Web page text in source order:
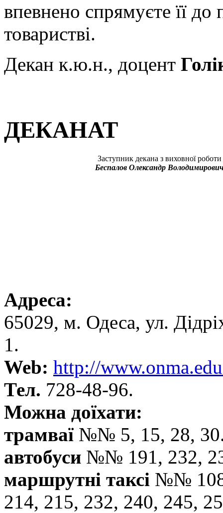
впевнено спрямуєте її
товаристві.
Декан к.ю.н., доцент
ДЕКАНАТ
Заступник декана з виховної роботи
Беспалов Олександр Володимирович
Адреса:
65029, м. Одеса, ул.
1.
Web: http://
Тел. 728-48-96.
Можна доїхати:
трамваї №№ 5, 15, 28,
автобуси №№ 191, 232,
маршрутні таксі №№
214, 215, 232, 240, 245,